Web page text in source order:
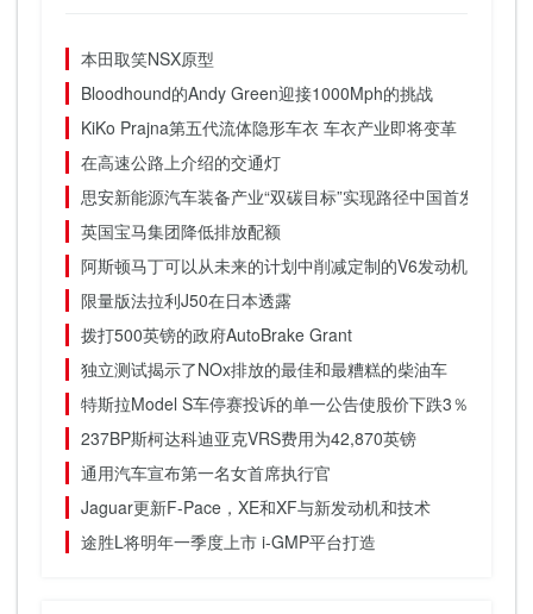
本田取笑NSX原型
Bloodhound的Andy Green迎接1000Mph的挑战
KiKo Prajna第五代流体隐形车衣 车衣产业即将变革
在高速公路上介绍的交通灯
思安新能源汽车装备产业“双碳目标”实现路径中国首发
英国宝马集团降低排放配额
阿斯顿马丁可以从未来的计划中削减定制的V6发动机
限量版法拉利J50在日本透露
拨打500英镑的政府AutoBrake Grant
独立测试揭示了NOx排放的最佳和最糟糕的柴油车
特斯拉Model S车停赛投诉的单一公告使股价下跌3％
237BP斯柯达科迪亚克VRS费用为42,870英镑
通用汽车宣布第一名女首席执行官
Jaguar更新F-Pace，XE和XF与新发动机和技术
途胜L将明年一季度上市 i-GMP平台打造